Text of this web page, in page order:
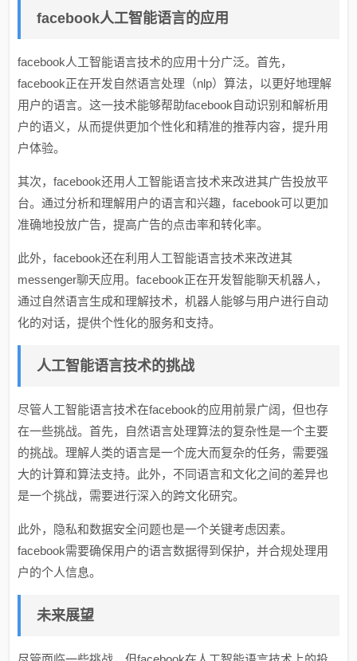
facebook人工智能语言的应用
facebook人工智能语言技术的应用十分广泛。首先，
facebook正在开发自然语言处理（nlp）算法，以更好地理解
用户的语言。这一技术能够帮助facebook自动识别和解析用
户的语义，从而提供更加个性化和精准的推荐内容，提升用
户体验。
其次，facebook还用人工智能语言技术来改进其广告投放平
台。通过分析和理解用户的语言和兴趣，facebook可以更加
准确地投放广告，提高广告的点击率和转化率。
此外，facebook还在利用人工智能语言技术来改进其
messenger聊天应用。facebook正在开发智能聊天机器人，
通过自然语言生成和理解技术，机器人能够与用户进行自动
化的对话，提供个性化的服务和支持。
人工智能语言技术的挑战
尽管人工智能语言技术在facebook的应用前景广阔，但也存
在一些挑战。首先，自然语言处理算法的复杂性是一个主要
的挑战。理解人类的语言是一个庞大而复杂的任务，需要强
大的计算和算法支持。此外，不同语言和文化之间的差异也
是一个挑战，需要进行深入的跨文化研究。
此外，隐私和数据安全问题也是一个关键考虑因素。
facebook需要确保用户的语言数据得到保护，并合规处理用
户的个人信息。
未来展望